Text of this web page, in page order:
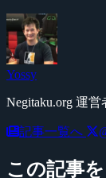
Yossy
Negitaku.org 運
記事一覧へ
この記事